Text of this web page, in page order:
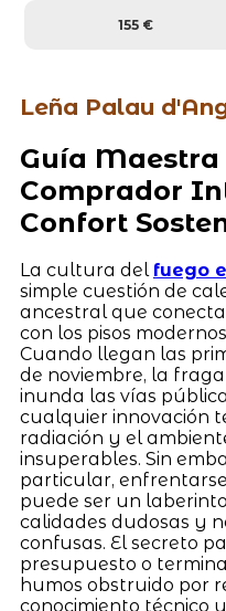
155 €
Leña Palau
Guía
Comprador
Confort
La cultura del fuego
simple cuestión de
ancestral que
con los pisos
Cuando llegan las
de noviembre, la
inunda las vías
cualquier innovación
radiación y el
insuperables. Sin
particular,
puede ser un
calidades dudosas y
confusas. El secreto
presupuesto o
humos obstruido por
conocimiento técnico